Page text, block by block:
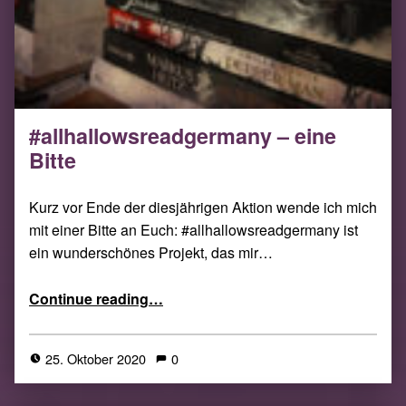
#allhallowsreadgermany – eine
Bitte
Kurz vor Ende der diesjährigen Aktion wende ich mich
mit einer Bitte an Euch: #allhallowsreadgermany ist
ein wunderschönes Projekt, das mir…
Continue reading…
25. Oktober 2020 0